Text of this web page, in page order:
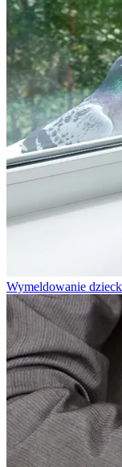
Wymeldowanie